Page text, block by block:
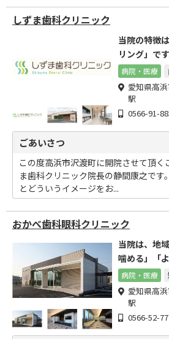
しずま歯科クリニック
当院の特徴
リング」で
さい
病院・医療
愛知県高
駅
0566-91-
ごあいさつ
この度高浜市沢渡町に開院させて頂く
ま歯科クリニック院長の静間康之です
とどういうイメージをお...
おかべ歯科眼科クリニック
当院は、地
噛める」「
します。
病院・医療
愛知県高
駅
0566-52-